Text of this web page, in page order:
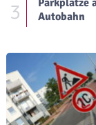
3
Parkplätze
Autobahn